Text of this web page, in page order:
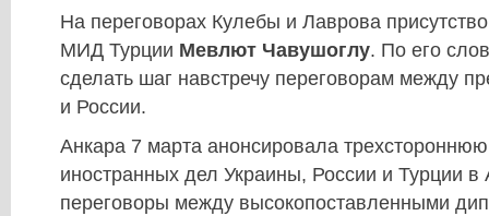
На переговорах Кулебы и Лаврова
МИД Турции Мевлют Чавушоглу. По его
сделать шаг навстречу переговорам между
и России.
Анкара 7 марта анонсировала
иностранных дел Украины, России и Турции
переговоры между высокопоставленными